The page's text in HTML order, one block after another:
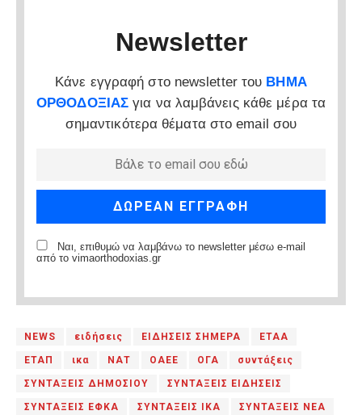
Newsletter
Κάνε εγγραφή στο newsletter του ΒΗΜΑ
ΟΡΘΟΔΟΞΙΑΣ για να λαμβάνεις κάθε μέρα τα
σημαντικότερα θέματα στο email σου
Ναι, επιθυμώ να λαμβάνω το newsletter μέσω e-mail
από το vimaorthodoxias.gr
NEWS ειδήσεις ΕΙΔΗΣΕΙΣ ΣΗΜΕΡΑ ΕΤΑΑ
ΕΤΑΠ ικα ΝΑΤ ΟΑΕΕ ΟΓΑ συντάξεις
ΣΥΝΤΑΞΕΙΣ ΔΗΜΟΣΙΟΥ ΣΥΝΤΑΞΕΙΣ ΕΙΔΗΣΕΙΣ
ΣΥΝΤΑΞΕΙΣ ΕΦΚΑ ΣΥΝΤΑΞΕΙΣ ΙΚΑ ΣΥΝΤΑΞΕΙΣ ΝΕΑ